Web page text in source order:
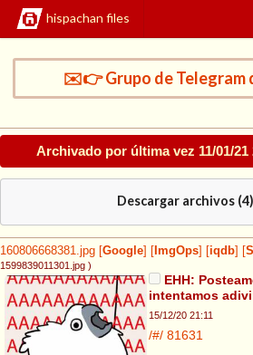
hispachan files
✉️👉 Grupo de Telegram
Archivado por última vez 11/01/21
Descargar archivos (4)
160806668381.jpg Google ImgOps iqdb
1599839011301.jpg )
EHH:
intentamos
15/12/20 21:11
/#/ 81631